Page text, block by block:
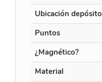
Ubicación depósito
Puntos
¿Magnético?
Material